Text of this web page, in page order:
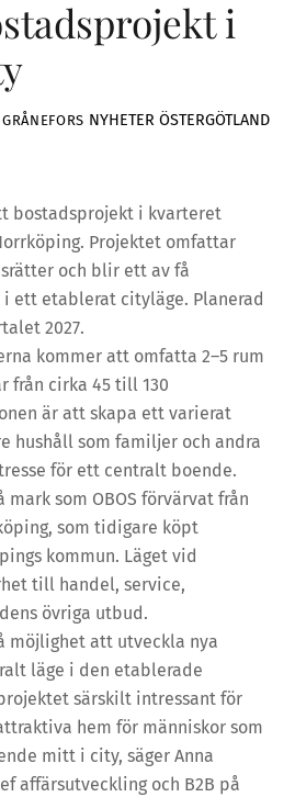
i
NYHETER ÖSTERGÖTLAND
bostadsprojekt i kvarteret
Projektet omfattar
och blir ett av få
ett etablerat cityläge. Planerad
2027.
kommer att omfatta 2–5 rum
från cirka 45 till 130
är att skapa ett varierat
hushåll som familjer och andra
för ett centralt boende.
som OBOS förvärvat från
som tidigare köpt
kommun. Läget vid
till handel, service,
övriga utbud.
möjlighet att utveckla nya
läge i den etablerade
särskilt intressant för
hem för människor som
mitt i city, säger Anna
affärsutveckling och B2B på